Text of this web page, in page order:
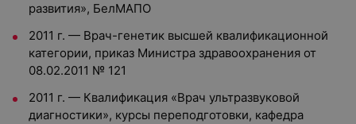
развития», БелМАПО
2011 г. — Врач-генетик высшей квалификационной
категории, приказ Министра здравоохранения от
08.02.2011 № 121
2011 г. — Квалификация «Врач ультразвуковой
диагностики», курсы переподготовки, кафедра